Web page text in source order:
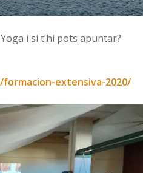
i si t’hi pots apuntar?
extensiva-2020/